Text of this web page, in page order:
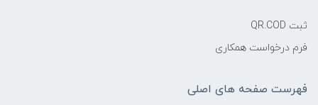
ثبت QR.COD
فرم درخواست همکاری
فهرست صفحه های اصلی